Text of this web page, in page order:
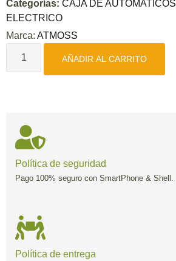
Categorías: CAJA DE AUTOMATICOS
ELECTRICO
Marca: ATMOSS
AÑADIR AL CARRITO
Política de seguridad
Pago 100% seguro con SmartPhone & Shell.
Política de entrega